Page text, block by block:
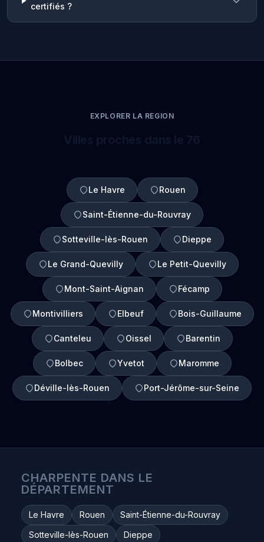
certifiés ?
EXPLORER LA REGION
Le Havre Rouen
Saint-Étienne-du-Rouvray
Sotteville-lès-Rouen Dieppe
Le Grand-Quevilly Le Petit-Quevilly
Mont-Saint-Aignan Fécamp
Montivilliers Elbeuf Bois-Guillaume
Canteleu Oissel Barentin
Bolbec Yvetot Maromme
Déville-lès-Rouen Port-Jérôme-sur-Seine
CHARPENTE DANS LE
DÉPARTEMENT
Le Havre Rouen
Saint-Étienne-du-Rouvray
Sotteville-lès-Rouen
Dieppe